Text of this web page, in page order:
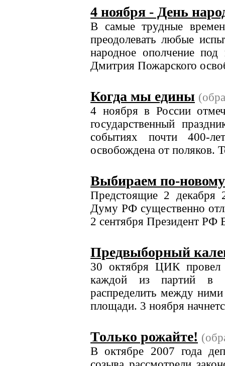
4 ноября - День
В самые трудные
преодолевать любые
народное ополчение
Дмитрия Пожарского
Когда мы едины
4 ноября в России
государственный
событиях почти 400-
освобождена от поляков.
Выбираем по-новому
Предстоящие 2 декабря
Думу РФ существенно
2 cентября Президент РФ
Предвыборный
30 октября ЦИК провел
каждой из партий в
распределить между
площади. 3 ноября
Только рожайте!
В октябре 2007 года